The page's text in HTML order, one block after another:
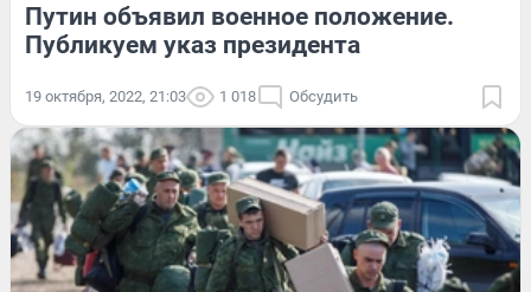
Путин объявил военное положение.
Публикуем указ президента
19 октября, 2022, 21:03 1 018 Обсудить